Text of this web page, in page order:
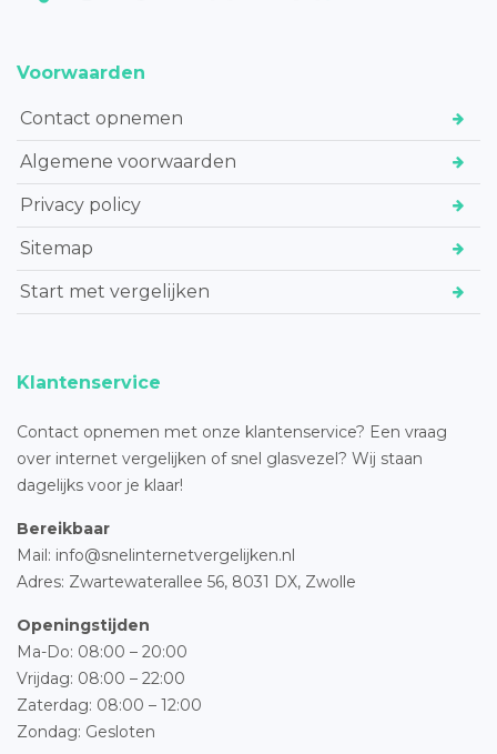
Voorwaarden
Contact opnemen
Algemene voorwaarden
Privacy policy
Sitemap
Start met vergelijken
Klantenservice
Contact opnemen met onze klantenservice? Een vraag
over internet vergelijken of snel glasvezel? Wij staan
dagelijks voor je klaar!
Bereikbaar
Mail: info@snelinternetvergelijken.nl
Adres: Zwartewaterallee 56, 8031 DX, Zwolle
Openingstijden
Ma-Do: 08:00 – 20:00
Vrijdag: 08:00 – 22:00
Zaterdag: 08:00 – 12:00
Zondag: Gesloten